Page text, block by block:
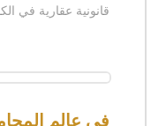
قانونية عقارية في
في عالم